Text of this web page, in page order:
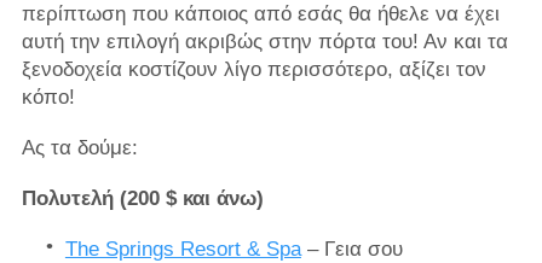
περίπτωση που κάποιος από εσάς θα ήθελε να έχει
αυτή την επιλογή ακριβώς στην πόρτα του! Αν και τα
ξενοδοχεία κοστίζουν λίγο περισσότερο, αξίζει τον
κόπο!
Ας τα δούμε:
Πολυτελή (200 $ και άνω)
The Springs Resort & Spa– Γεια σου